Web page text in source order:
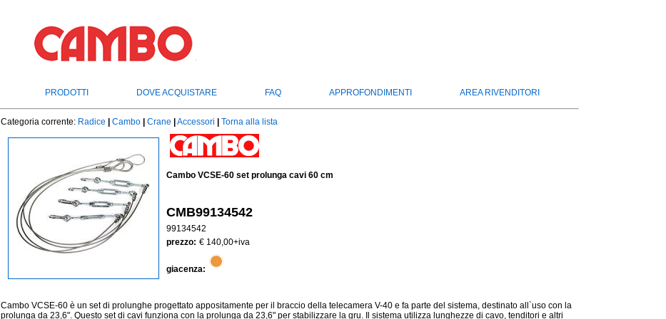
PRODOTTI DOVE ACQUISTARE FAQ APPROFONDIMENTI AREA RIVENDITORI
Categoria corrente: Radice Cambo Crane Accessori Torna alla lista
Cambo VCSE-60 set prolunga cavi 60 cm
CMB99134542
99134542
prezzo: € 140,00+iva
giacenza:
Cambo VCSE-60 è un set di prolunghe progettato appositamente per il braccio della telecamera V-40 e fa parte del sistema, destinato all`uso con la
prolunga da 23,6". Questo set di cavi funziona con la prolunga da 23,6" per stabilizzare la gru. Il sistema utilizza lunghezze di cavo, tenditori e altri